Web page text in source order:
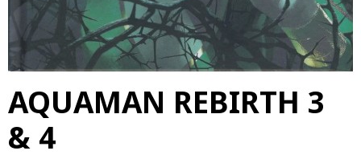
AQUAMAN REBIRTH 3
& 4